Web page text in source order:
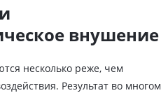
внушение
несколько реже, чем
Результат во многом